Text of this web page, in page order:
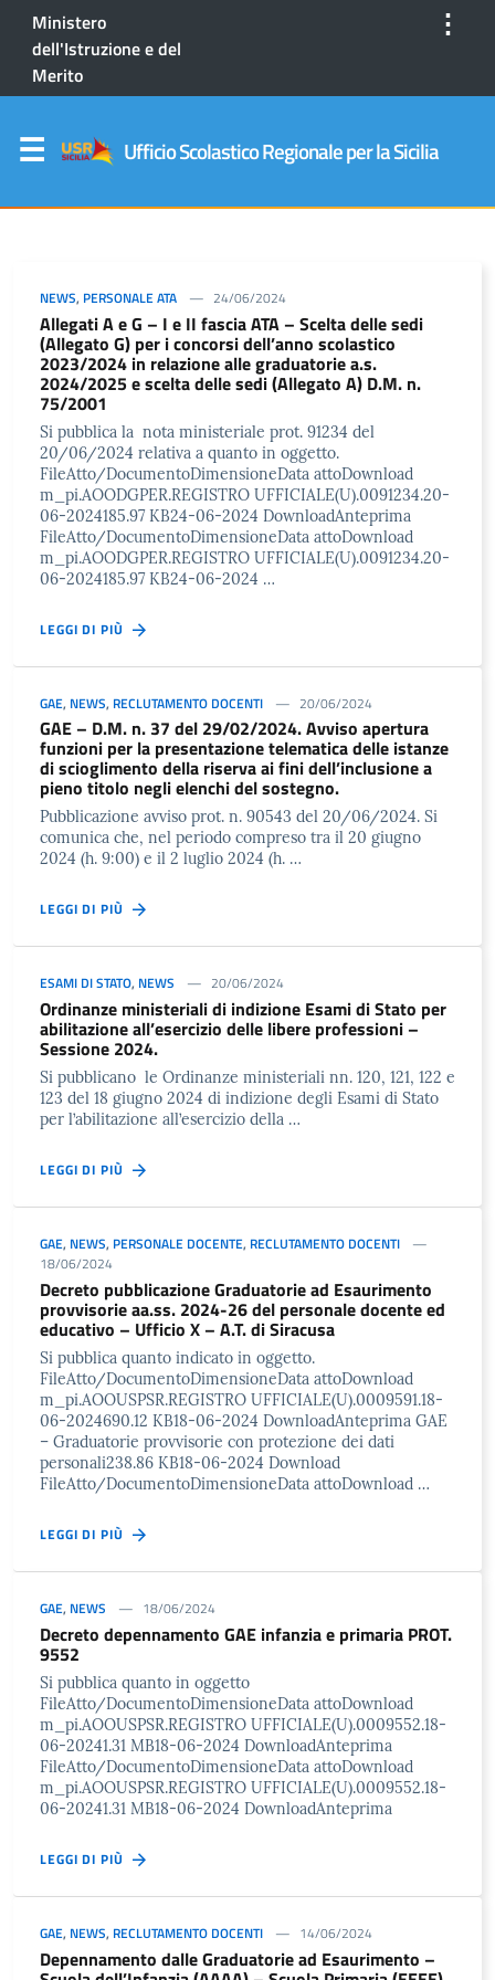
Ministero
dell'Istruzione e del
Merito
⋮
Ufficio Scolastico Regionale per la Sicilia
NEWS, PERSONALE ATA 24/06/2024
Allegati A e G – I e II fascia ATA – Scelta delle sedi
(Allegato G) per i concorsi dell’anno scolastico
2023/2024 in relazione alle graduatorie a.s.
2024/2025 e scelta delle sedi (Allegato A) D.M. n.
75/2001
Si pubblica la nota ministeriale prot. 91234 del
20/06/2024 relativa a quanto in oggetto.
FileAtto/DocumentoDimensioneData attoDownload
m_pi.AOODGPER.REGISTRO UFFICIALE(U).0091234.20-
06-2024185.97 KB24-06-2024 DownloadAnteprima
FileAtto/DocumentoDimensioneData attoDownload
m_pi.AOODGPER.REGISTRO UFFICIALE(U).0091234.20-
06-2024185.97 KB24-06-2024 …
LEGGI DI PIÙ
GAE, NEWS, RECLUTAMENTO DOCENTI 20/06/2024
GAE – D.M. n. 37 del 29/02/2024. Avviso apertura
funzioni per la presentazione telematica delle istanze
di scioglimento della riserva ai fini dell’inclusione a
pieno titolo negli elenchi del sostegno.
Pubblicazione avviso prot. n. 90543 del 20/06/2024. Si
comunica che, nel periodo compreso tra il 20 giugno
2024 (h. 9:00) e il 2 luglio 2024 (h. …
LEGGI DI PIÙ
ESAMI DI STATO, NEWS 20/06/2024
Ordinanze ministeriali di indizione Esami di Stato per
abilitazione all’esercizio delle libere professioni –
Sessione 2024.
Si pubblicano le Ordinanze ministeriali nn. 120, 121, 122 e
123 del 18 giugno 2024 di indizione degli Esami di Stato
per l’abilitazione all’esercizio della …
LEGGI DI PIÙ
GAE, NEWS, PERSONALE DOCENTE, RECLUTAMENTO DOCENTI
18/06/2024
Decreto pubblicazione Graduatorie ad Esaurimento
provvisorie aa.ss. 2024-26 del personale docente ed
educativo – Ufficio X – A.T. di Siracusa
Si pubblica quanto indicato in oggetto.
FileAtto/DocumentoDimensioneData attoDownload
m_pi.AOOUSPSR.REGISTRO UFFICIALE(U).0009591.18-
06-2024690.12 KB18-06-2024 DownloadAnteprima GAE
– Graduatorie provvisorie con protezione dei dati
personali238.86 KB18-06-2024 Download
FileAtto/DocumentoDimensioneData attoDownload …
LEGGI DI PIÙ
GAE, NEWS 18/06/2024
Decreto depennamento GAE infanzia e primaria PROT.
9552
Si pubblica quanto in oggetto
FileAtto/DocumentoDimensioneData attoDownload
m_pi.AOOUSPSR.REGISTRO UFFICIALE(U).0009552.18-
06-20241.31 MB18-06-2024 DownloadAnteprima
FileAtto/DocumentoDimensioneData attoDownload
m_pi.AOOUSPSR.REGISTRO UFFICIALE(U).0009552.18-
06-20241.31 MB18-06-2024 DownloadAnteprima
LEGGI DI PIÙ
GAE, NEWS, RECLUTAMENTO DOCENTI 14/06/2024
Depennamento dalle Graduatorie ad Esaurimento –